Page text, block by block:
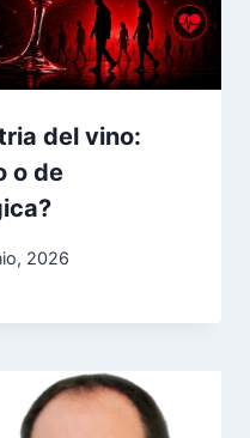
del vino:
o de
2026